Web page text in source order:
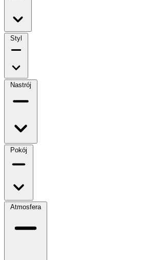
Styl
Nastrój
Pokój
Atmosfera